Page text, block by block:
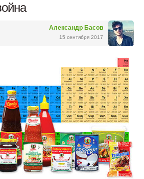
Александр Басов
15 сентября 2017